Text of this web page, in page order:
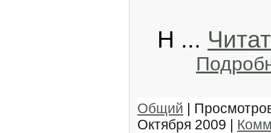
Н ...
Общий |
Октября 2009 |